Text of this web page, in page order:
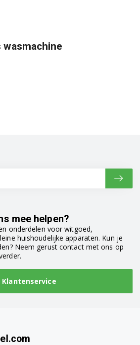
mee helpen?
onderdelen voor witgoed,
huishoudelijke apparaten. Kun je
Neem gerust contact met ons op
Klantenservice